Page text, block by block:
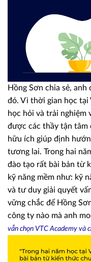
Hồng Sơn chia sẻ,
đó. Vì thời gian học tại
học hỏi và trải nghiệm
được các thầy tận tâm
hữu ích giúp định
tương lai. Trong hai
đào tạo rất bài bản từ
kỹ năng mềm như: kỹ
và tư duy giải quyết
vững chắc để Hồng
công ty nào mà anh
vẫn chọn VTC Academy và